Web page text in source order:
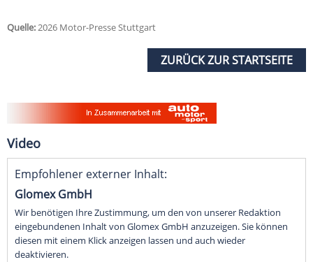
Quelle:2026 Motor-Presse Stuttgart
ZURÜCK ZUR STARTSEITE
Video
Empfohlener externer Inhalt:
Glomex GmbH
Wir benötigen Ihre Zustimmung, um den von unserer Redaktion
eingebundenen Inhalt von Glomex GmbH anzuzeigen. Sie können
diesen mit einem Klick anzeigen lassen und auch wieder
deaktivieren.